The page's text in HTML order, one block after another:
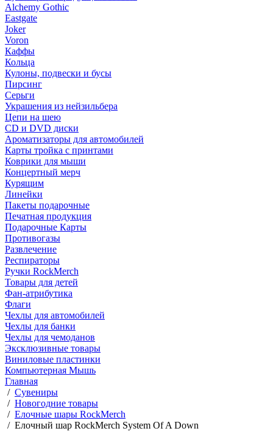
Alchemy Gothic
Eastgate
Joker
Voron
Каффы
Кольца
Кулоны, подвески и бусы
Пирсинг
Серьги
Украшения из нейзильбера
Цепи на шею
CD и DVD диски
Ароматизаторы для автомобилей
Карты тройка с принтами
Коврики для мыши
Концертный мерч
Курящим
Линейки
Пакеты подарочные
Печатная продукция
Подарочные Карты
Противогазы
Развлечение
Респираторы
Ручки RockMerch
Товары для детей
Фан-атрибутика
Флаги
Чехлы для автомобилей
Чехлы для банки
Чехлы для чемоданов
Эксклюзивные товары
Виниловые пластинки
Компьютерная Мышь
Главная
/ Сувениры
/ Новогодние товары
/ Елочные шары RockMerch
/ Елочный шар RockMerch System Of A Down